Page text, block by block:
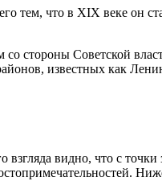
тем, что в XIX веке он
стороны Советской
известных как
видно, что с точки